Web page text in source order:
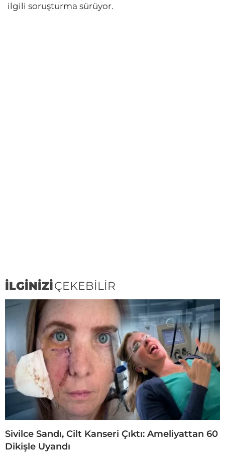
ilgili soruşturma sürüyor.
İLGİNİZİÇEKEBİLİR
Sivilce Sandı, Cilt Kanseri Çıktı: Ameliyattan 60
Dikişle Uyandı